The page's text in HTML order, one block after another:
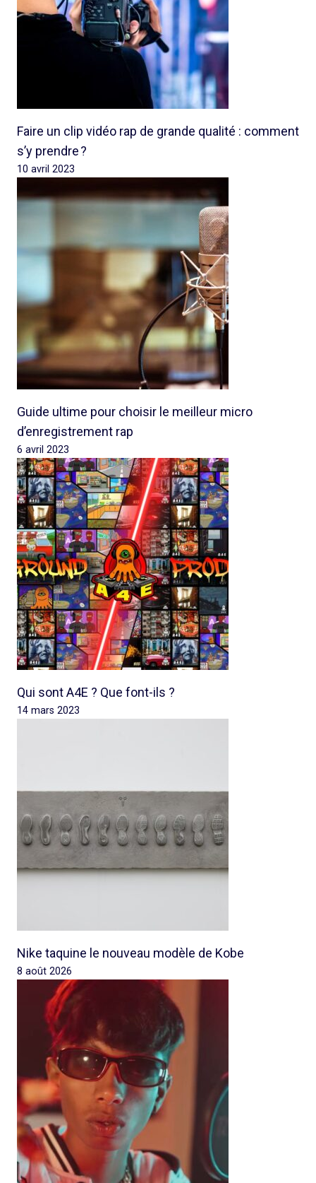
Faire un clip vidéo rap de grande qualité : comment
s’y prendre ?
10 avril 2023
Guide ultime pour choisir le meilleur micro
d’enregistrement rap
6 avril 2023
Qui sont A4E ? Que font-ils ?
14 mars 2023
Nike taquine le nouveau modèle de Kobe
8 août 2026